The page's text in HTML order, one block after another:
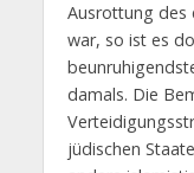
Ausrottung des
war, so ist es
damals. Die
jüdischen